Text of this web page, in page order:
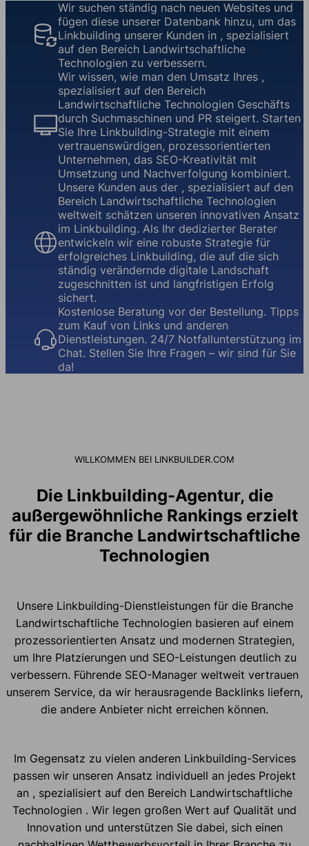
Wir suchen ständig nach neuen Websites und
fügen diese unserer Datenbank hinzu, um das
Linkbuilding unserer Kunden in , spezialisiert
auf den Bereich Landwirtschaftliche
Technologien zu verbessern.
Wir wissen, wie man den Umsatz Ihres ,
spezialisiert auf den Bereich
Landwirtschaftliche Technologien Geschäfts
durch Suchmaschinen und PR steigert. Starten
Sie Ihre Linkbuilding-Strategie mit einem
vertrauenswürdigen, prozessorientierten
Unternehmen, das SEO-Kreativität mit
Umsetzung und Nachverfolgung kombiniert.
Unsere Kunden aus der , spezialisiert auf den
Bereich Landwirtschaftliche Technologien
weltweit schätzen unseren innovativen Ansatz
im Linkbuilding. Als Ihr dedizierter Berater
entwickeln wir eine robuste Strategie für
erfolgreiches Linkbuilding, die auf die sich
ständig verändernde digitale Landschaft
zugeschnitten ist und langfristigen Erfolg
sichert.
Kostenlose Beratung vor der Bestellung. Tipps
zum Kauf von Links und anderen
Dienstleistungen. 24/7 Notfallunterstützung im
Chat. Stellen Sie Ihre Fragen – wir sind für Sie
da!
WILLKOMMEN BEI LINKBUILDER.COM
Die Linkbuilding-Agentur, die
außergewöhnliche Rankings erzielt
für die Branche Landwirtschaftliche
Technologien
Unsere Linkbuilding-Dienstleistungen für die Branche
Landwirtschaftliche Technologien basieren auf einem
prozessorientierten Ansatz und modernen Strategien,
um Ihre Platzierungen und SEO-Leistungen deutlich zu
verbessern. Führende SEO-Manager weltweit vertrauen
unserem Service, da wir herausragende Backlinks liefern,
die andere Anbieter nicht erreichen können.
Im Gegensatz zu vielen anderen Linkbuilding-Services
passen wir unseren Ansatz individuell an jedes Projekt
an , spezialisiert auf den Bereich Landwirtschaftliche
Technologien . Wir legen großen Wert auf Qualität und
Innovation und unterstützen Sie dabei, sich einen